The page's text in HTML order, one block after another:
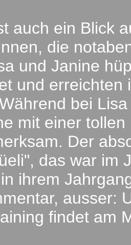
auch ein Blick
die
und Janine
und
bei
mit einer
Der
das war im
ihrem
ausser:
findet am